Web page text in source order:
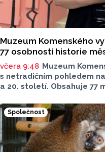
Muzeum Komenského
77 osobností historie
včera 9:48 Muzeum
s netradičním pohledem
a 20. století. Obsahuje 77
jsou doplněny dobovými
Šárky Krákorové
pátrání po jejich osudech.
letošního 770. výročí
sdělila ČTK mluvčí radnice
Společnost